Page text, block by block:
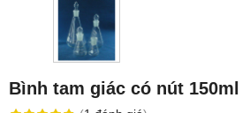
Bình tam giác có nút 150ml